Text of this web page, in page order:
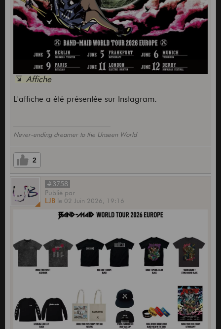
Affiche
L'affiche a été présentée sur Instagram.
Never-ending dreamer to the Unseen World
2
#3758
Publié par
LJB le 02 Juin 2026, 19:16